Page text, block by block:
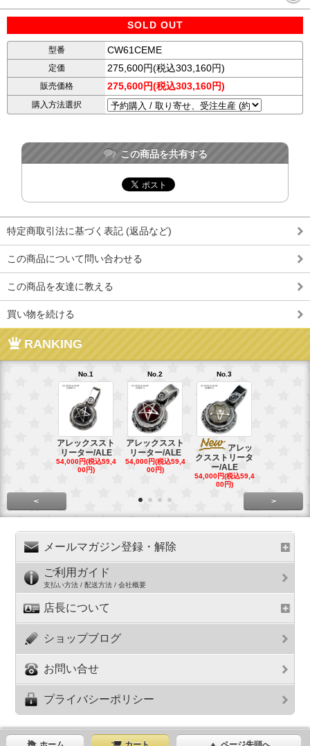
SOLD OUT
型番 CW61CEME
定価 275,600円(税込303,160円)
販売価格 275,600円(税込303,160円)
購入方法選択
この商品を共有する
特定商取引法に基づく表記 (返品など)
この商品について問い合わせる
この商品を友達に教える
買い物を続ける
RANKING
No.1
アレックススト
リーター/ALE
54,000円(税込59,4
00円)
No.2
アレックススト
リーター/ALE
54,000円(税込59,4
00円)
No.3
アレッ
クスストリータ
ー/ALE
54,000円(税込59,4
00円)
< >
メールマガジン登録・解除
ご利用ガイド
支払い方法 / 配送方法 / 会社概要
店長について
ショップブログ
お問い合せ
プライバシーポリシー